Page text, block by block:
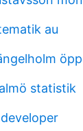
au
statistik